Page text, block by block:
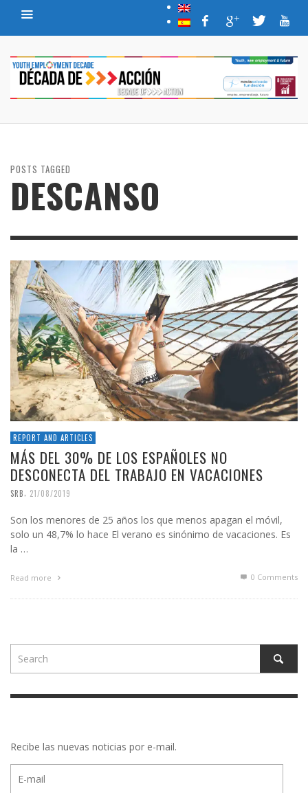
POSTS TAGGED
DESCANSO
REPORT AND ARTICLES
MÁS DEL 30% DE LOS ESPAÑOLES NO
DESCONECTA DEL TRABAJO EN VACACIONES
SRB, 21/08/2019
Son los menores de 25 años los que menos apagan el móvil,
solo un 48,7% lo hace El verano es sinónimo de vacaciones. Es
la …
Read more 0 Comments
Recibe las nuevas noticias por e-mail.
mail